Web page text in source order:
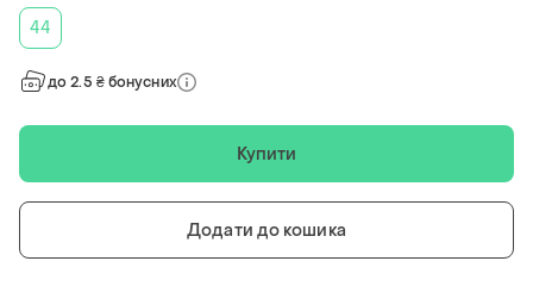
44
до 2.5 ₴ бонусних
Купити
Додати до кошика